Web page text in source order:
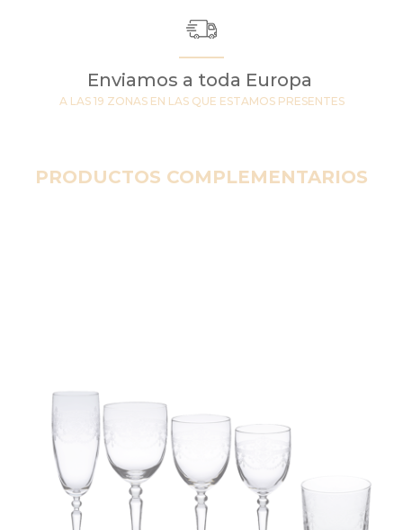
Enviamos a toda Europa
A LAS 19 ZONAS EN LAS QUE ESTAMOS PRESENTES
PRODUCTOS COMPLEMENTARIOS